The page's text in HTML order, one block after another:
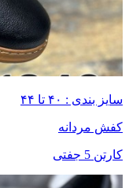
سایز بندی : ۴۰ تا ۴۴
کفش مردانه
کارتن 5 جفتی